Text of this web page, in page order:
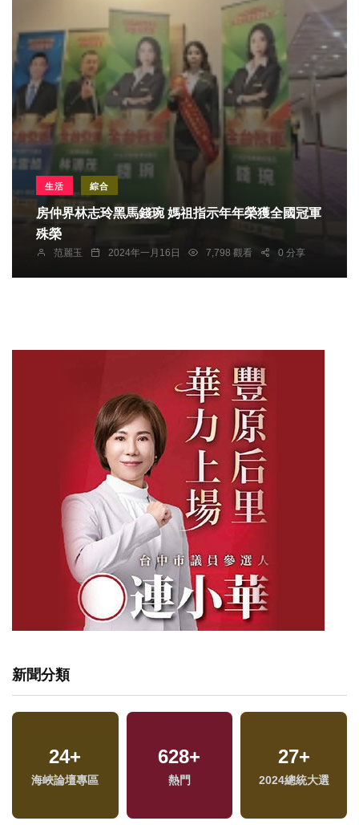
生活 綜合
房仲界林志玲黑馬錢琬 媽祖指示年年榮獲全國冠軍
殊榮
范麗玉 2024年一月16日 7,798 觀看 0 分享
新聞分類
132+
美食
1219+
文教